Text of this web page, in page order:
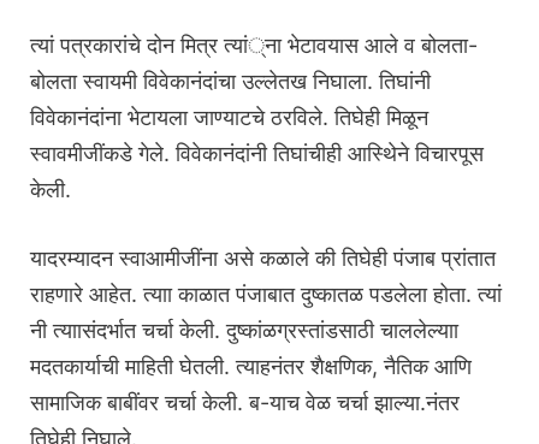
त्यां पत्रकारांचे दोन मित्र त्यां्ना भेटावयास आले व बोलता-
बोलता स्वायमी विवेकानंदांचा उल्लेतख निघाला. तिघांनी
विवेकानंदांना भेटायला जाण्याटचे ठरविले. तिघेही मिळून
स्वावमीजींकडे गेले. विवेकानंदांनी तिघांचीही आस्थेिने विचारपूस
केली.
यादरम्यादन स्वाआमीजींना असे कळाले की तिघेही पंजाब प्रांतात
राहणारे आहेत. त्याा काळात पंजाबात दुष्कातळ पडलेला होता. त्यां
नी त्याासंदर्भात चर्चा केली. दुष्कांळग्रस्तांडसाठी चाललेल्याा
मदतकार्याची माहिती घेतली. त्याहनंतर शैक्षणिक, नैतिक आणि
सामाजिक बाबींवर चर्चा केली. ब-याच वेळ चर्चा झाल्या.नंतर
तिघेही निघाले.